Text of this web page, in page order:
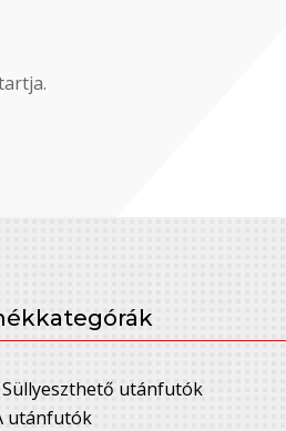
utánfutók
utánfutók